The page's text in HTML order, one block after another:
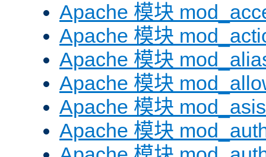
Apache 模块
Apache 模块
Apache 模块
Apache 模块
Apache 模块 mod_asis
Apache 模块